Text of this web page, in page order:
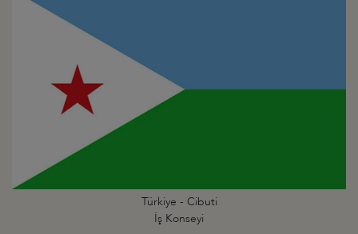
Türkiye - Cibuti
İş Konseyi